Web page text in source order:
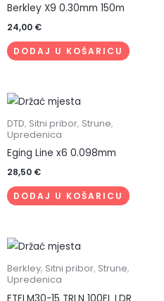
Berkley X9 0.30mm 150m
24,00 €
DODAJ U KOŠARICU
DTD, Sitni pribor, Strune,
Upredenica
Eging Line x6 0.098mm
28,50 €
DODAJ U KOŠARICU
Berkley, Sitni pribor, Strune,
Upredenica